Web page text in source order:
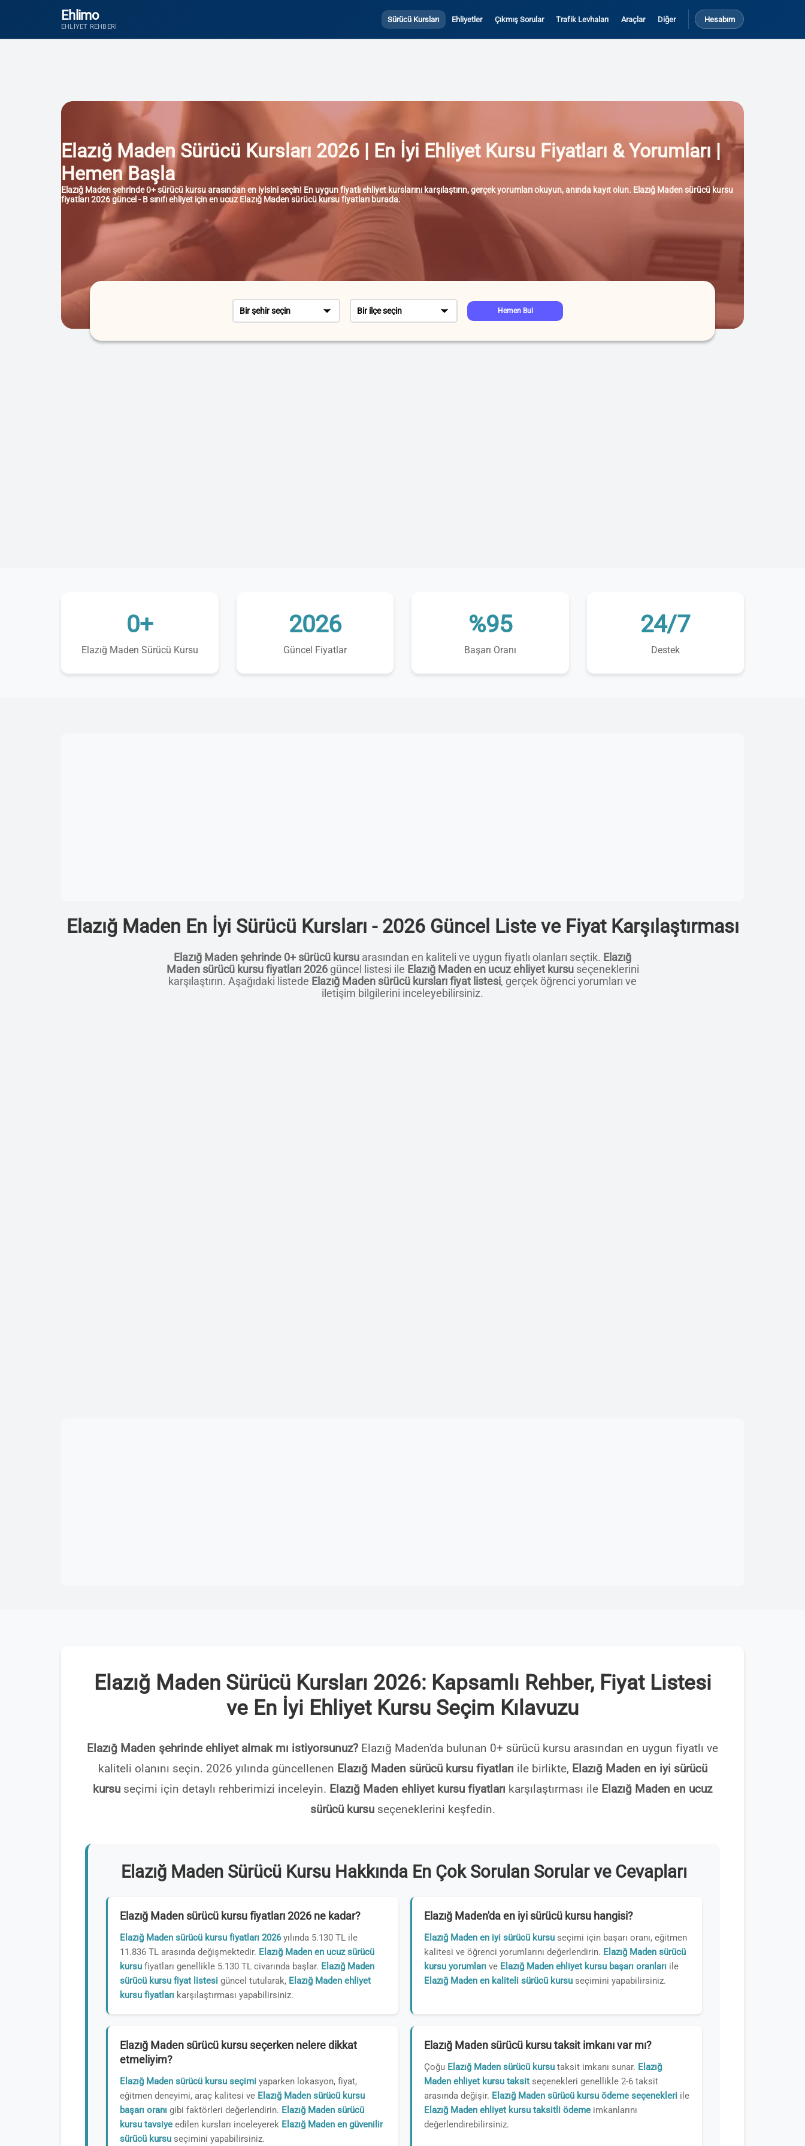
Ehlimo
EHLIYET REHBERI
Sürücü Kursları Ehliyetler Çıkmış Sorular Trafik Levhaları Araçlar Diğer Hesabım
Elazığ Maden Sürücü Kursları 2026 | En İyi Ehliyet Kursu Fiyatları & Yorumları |
Hemen Başla
Elazığ Maden şehrinde 0+ sürücü kursu arasından en iyisini seçin! En uygun fiyatlı ehliyet kurslarını karşılaştırın, gerçek yorumları okuyun, anında kayıt olun. Elazığ Maden sürücü kursu
fiyatları 2026 güncel - B sınıfı ehliyet için en ucuz Elazığ Maden sürücü kursu fiyatları burada.
Bir şehir seçin Bir ilçe seçin Hemen Bul
0+
Elazığ Maden Sürücü Kursu
2026
Güncel Fiyatlar
%95
Başarı Oranı
24/7
Destek
Elazığ Maden En İyi Sürücü Kursları - 2026 Güncel Liste ve Fiyat Karşılaştırması
Elazığ Maden şehrinde 0+ sürücü kursu arasından en kaliteli ve uygun fiyatlı olanları seçtik. Elazığ
Maden sürücü kursu fiyatları 2026güncel listesi ile Elazığ Maden en ucuz ehliyet kursuseçeneklerini
karşılaştırın. Aşağıdaki listede Elazığ Maden sürücü kursları fiyat listesi, gerçek öğrenci yorumları ve
iletişim bilgilerini inceleyebilirsiniz.
Elazığ Maden Sürücü Kursları 2026: Kapsamlı Rehber, Fiyat Listesi
ve En İyi Ehliyet Kursu Seçim Kılavuzu
Elazığ Maden şehrinde ehliyet almak mı istiyorsunuz? Elazığ Maden'da bulunan 0+ sürücü kursu arasından en uygun fiyatlı ve
kaliteli olanını seçin. 2026 yılında güncellenen Elazığ Maden sürücü kursu fiyatları ile birlikte, Elazığ Maden en iyi sürücü
kursu seçimi için detaylı rehberimizi inceleyin. Elazığ Maden ehliyet kursu fiyatları karşılaştırması ile Elazığ Maden en ucuz
sürücü kursuseçeneklerini keşfedin.
Elazığ Maden Sürücü Kursu Hakkında En Çok Sorulan Sorular ve Cevapları
Elazığ Maden sürücü kursu fiyatları 2026 ne kadar?
Elazığ Maden sürücü kursu fiyatları 2026yılında 5.130 TL ile
11.836 TL arasında değişmektedir. Elazığ Maden en ucuz sürücü
kursu fiyatları genellikle 5.130 TL civarında başlar. Elazığ Maden
sürücü kursu fiyat listesi güncel tutularak, Elazığ Maden ehliyet
kursu fiyatları karşılaştırması yapabilirsiniz.
Elazığ Maden'da en iyi sürücü kursu hangisi?
Elazığ Maden en iyi sürücü kursuseçimi için başarı oranı, eğitmen
kalitesi ve öğrenci yorumlarını değerlendirin. Elazığ Maden sürücü
kursu yorumlarıve Elazığ Maden ehliyet kursu başarı oranlarıile
Elazığ Maden en kaliteli sürücü kursuseçimini yapabilirsiniz.
Elazığ Maden sürücü kursu seçerken nelere dikkat
etmeliyim?
Elazığ Maden sürücü kursu seçimi yaparken lokasyon, fiyat,
eğitmen deneyimi, araç kalitesi ve Elazığ Maden sürücü kursu
başarı oranı gibi faktörleri değerlendirin. Elazığ Maden sürücü
kursu tavsiye edilen kursları inceleyerek Elazığ Maden en güvenilir
sürücü kursu seçimini yapabilirsiniz.
Elazığ Maden sürücü kursu taksit imkanı var mı?
Çoğu Elazığ Maden sürücü kursutaksit imkanı sunar. Elazığ
Maden ehliyet kursu taksitseçenekleri genellikle 2-6 taksit
arasında değişir. Elazığ Maden sürücü kursu ödeme seçenekleriile
Elazığ Maden ehliyet kursu taksitli ödemeimkanlarını
değerlendirebilirsiniz.